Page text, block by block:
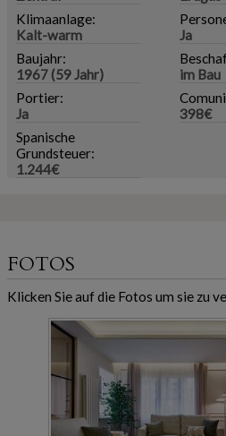
Klimaanlage:
Kalt-warm
Ja
Baujahr:
1967 (59 Jahr)
im Bau
Portier:
Ja
398€
Spanische
Grundsteuer:
1.244€
FOTOS
Klicken Sie auf die Fotos um sie zu